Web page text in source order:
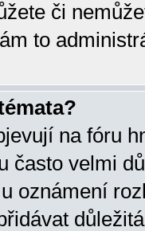
či
to
na fóru
často velmi
oznámení